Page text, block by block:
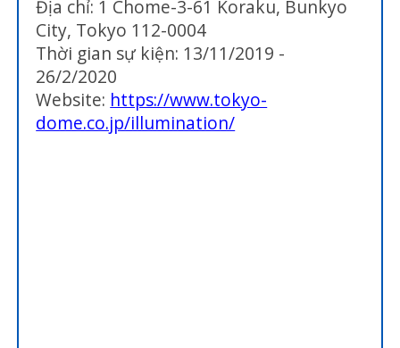
Địa chỉ: 1 Chome-3-61 Koraku, Bunkyo
City, Tokyo 112-0004
Thời gian sự kiện: 13/11/2019 -
26/2/2020
Website: https://www.tokyo-
dome.co.jp/illumination/